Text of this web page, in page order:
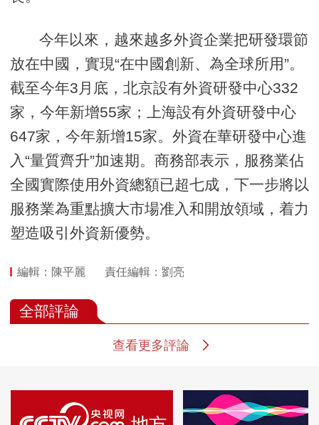
今年以來，越來越多外資企業把研發環節
放在中國，實現“在中國創新、為全球所用”。
截至今年3月底，北京設有外資研發中心332
家，今年新增55家；上海設有外資研發中心
647家，今年新增15家。外資在華研發中心進
入“量質齊升”加速期。商務部表示，服務業佔
全國實際使用外資總額已超七成，下一步將以
服務業為重點擴大市場准入和開放領域，着力
塑造吸引外資新優勢。
編輯：陳平麗 責任編輯：劉亮
全部評論
查看更多評論